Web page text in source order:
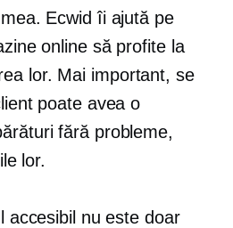
Ecwid îi ajută pe
online să profite la
lor. Mai important, se
poate avea o
fără probleme,
lor.
accesibil nu este doar